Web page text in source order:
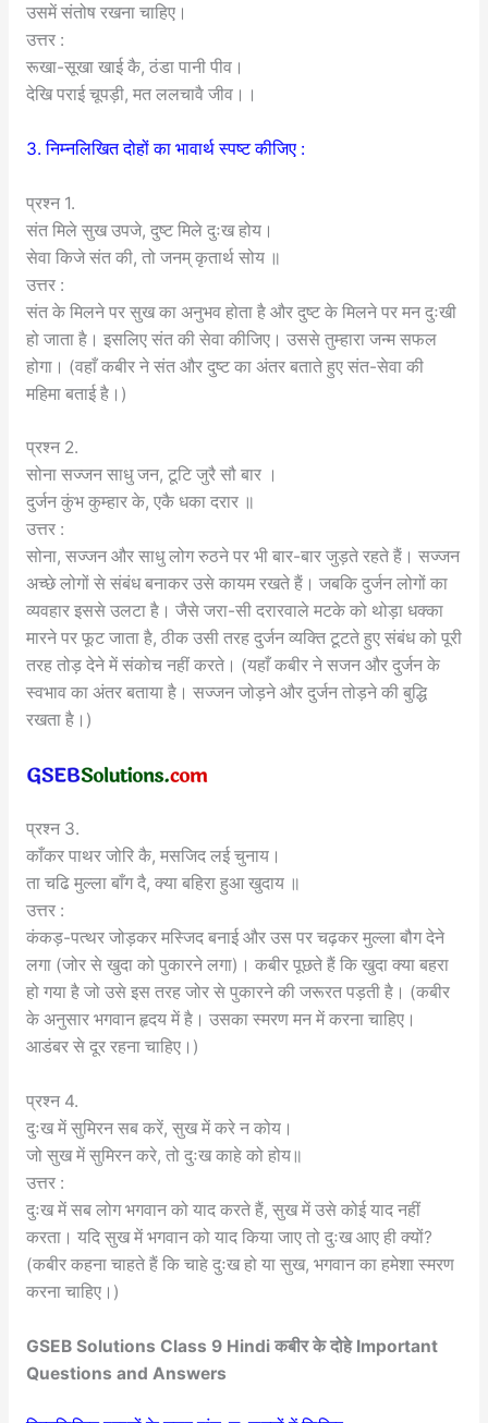
उसमें संतोष रखना चाहिए।
उत्तर :
रूखा-सूखा खाई कै, ठंडा पानी पीव।
देखि पराई चूपड़ी, मत ललचावै जीव।।
3. निम्नलिखित दोहों का भावार्थ स्पष्ट कीजिए :
प्रश्न 1.
संत मिले सुख उपजे, दुष्ट मिले दुःख होय।
सेवा किजे संत की, तो जनम् कृतार्थ सोय ॥
उत्तर :
संत के मिलने पर सुख का अनुभव होता है और दुष्ट के मिलने पर मन दुःखी
हो जाता है। इसलिए संत की सेवा कीजिए। उससे तुम्हारा जन्म सफल
होगा। (वहाँ कबीर ने संत और दुष्ट का अंतर बताते हुए संत-सेवा की
महिमा बताई है।)
प्रश्न 2.
सोना सज्जन साधु जन, टूटि जुरै सौ बार ।
दुर्जन कुंभ कुम्हार के, एकै धका दरार ॥
उत्तर :
सोना, सज्जन और साधु लोग रुठने पर भी बार-बार जुड़ते रहते हैं। सज्जन
अच्छे लोगों से संबंध बनाकर उसे कायम रखते हैं। जबकि दुर्जन लोगों का
व्यवहार इससे उलटा है। जैसे जरा-सी दरारवाले मटके को थोड़ा धक्का
मारने पर फूट जाता है, ठीक उसी तरह दुर्जन व्यक्ति टूटते हुए संबंध को पूरी
तरह तोड़ देने में संकोच नहीं करते। (यहाँ कबीर ने सजन और दुर्जन के
स्वभाव का अंतर बताया है। सज्जन जोड़ने और दुर्जन तोड़ने की बुद्धि
रखता है।)
प्रश्न 3.
काँकर पाथर जोरि कै, मसजिद लई चुनाय।
ता चढि मुल्ला बाँग दै, क्या बहिरा हुआ खुदाय ॥
उत्तर :
कंकड़-पत्थर जोड़कर मस्जिद बनाई और उस पर चढ़कर मुल्ला बौग देने
लगा (जोर से खुदा को पुकारने लगा)। कबीर पूछते हैं कि खुदा क्या बहरा
हो गया है जो उसे इस तरह जोर से पुकारने की जरूरत पड़ती है। (कबीर
के अनुसार भगवान हृदय में है। उसका स्मरण मन में करना चाहिए।
आडंबर से दूर रहना चाहिए।)
प्रश्न 4.
दुःख में सुमिरन सब करें, सुख में करे न कोय।
जो सुख में सुमिरन करे, तो दुःख काहे को होय॥
उत्तर :
दुःख में सब लोग भगवान को याद करते हैं, सुख में उसे कोई याद नहीं
करता। यदि सुख में भगवान को याद किया जाए तो दुःख आए ही क्यों?
(कबीर कहना चाहते हैं कि चाहे दुःख हो या सुख, भगवान का हमेशा स्मरण
करना चाहिए।)
GSEB Solutions Class 9 Hindi कबीर के दोहे Important
Questions and Answers